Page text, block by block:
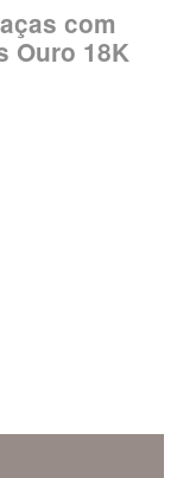
com
Ouro 18K